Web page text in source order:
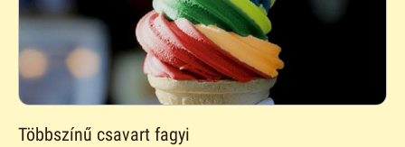
Többszínű csavart fagyi